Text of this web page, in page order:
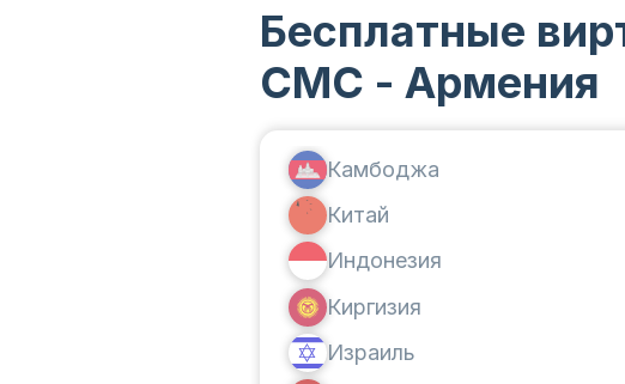
Бесплатные
СМС - Армения
Камбоджа
Китай
Индонезия
Киргизия
Израиль